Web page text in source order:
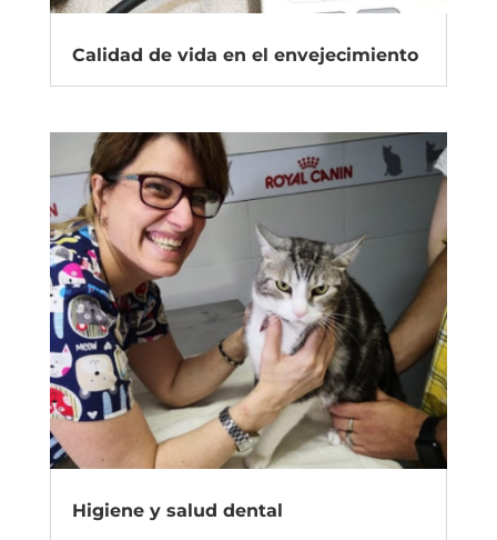
Calidad de vida en el envejecimiento
Higiene y salud dental